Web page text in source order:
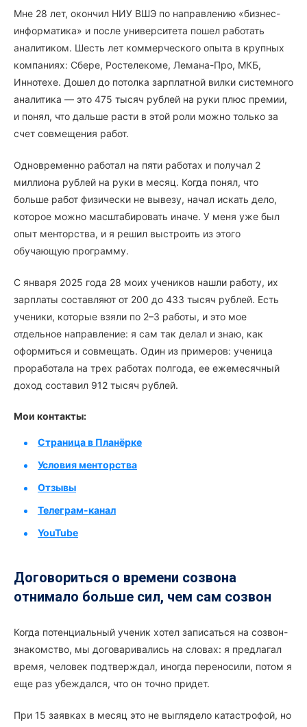
Мне 28 лет, окончил НИУ ВШЭ по направлению «бизнес-
информатика» и после университета пошел работать
аналитиком. Шесть лет коммерческого опыта в крупных
компаниях: Сбере, Ростелекоме, Лемана-Про, МКБ,
Иннотехе. Дошел до потолка зарплатной вилки системного
аналитика — это 475 тысяч рублей на руки плюс премии,
и понял, что дальше расти в этой роли можно только за
счет совмещения работ.
Одновременно работал на пяти работах и получал 2
миллиона рублей на руки в месяц. Когда понял, что
больше работ физически не вывезу, начал искать дело,
которое можно масштабировать иначе. У меня уже был
опыт менторства, и я решил выстроить из этого
обучающую программу.
С января 2025 года 28 моих учеников нашли работу, их
зарплаты составляют от 200 до 433 тысяч рублей. Есть
ученики, которые взяли по 2–3 работы, и это мое
отдельное направление: я сам так делал и знаю, как
оформиться и совмещать. Один из примеров: ученица
проработала на трех работах полгода, ее ежемесячный
доход составил 912 тысяч рублей.
Мои контакты:
Страница в Планёрке
Условия менторства
Отзывы
Телеграм-канал
YouTube
Договориться о времени созвона
отнимало больше сил, чем сам созвон
Когда потенциальный ученик хотел записаться на созвон-
знакомство, мы договаривались на словах: я предлагал
время, человек подтверждал, иногда переносили, потом я
еще раз убеждался, что он точно придет.
При 15 заявках в месяц это не выглядело катастрофой, но